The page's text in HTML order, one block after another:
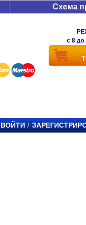
Схема
c 8 до
ВОЙТИ /